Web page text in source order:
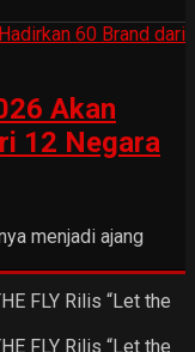
Akan
12 Negara
menjadi ajang